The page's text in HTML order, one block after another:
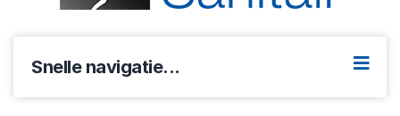
Snelle navigatie...